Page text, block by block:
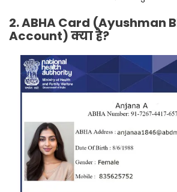
2. ABHA Card (Ayushman
Account) क्या है?